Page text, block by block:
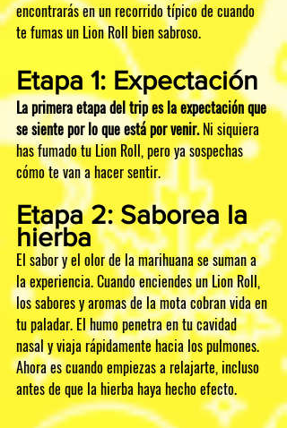
encontrarás en un recorrido típico de cuando
te fumas un Lion Roll bien sabroso.
Etapa 1: Expectación
La primera etapa del trip es la expectación que
se siente por lo que está por venir. Ni siquiera
has fumado tu Lion Roll, pero ya sospechas
cómo te van a hacer sentir.
Etapa 2: Saborea la
hierba
El sabor y el olor de la marihuana se suman a
la experiencia. Cuando enciendes un Lion Roll,
los sabores y aromas de la mota cobran vida en
tu paladar. El humo penetra en tu cavidad
nasal y viaja rápidamente hacia los pulmones.
Ahora es cuando empiezas a relajarte, incluso
antes de que la hierba haya hecho efecto.